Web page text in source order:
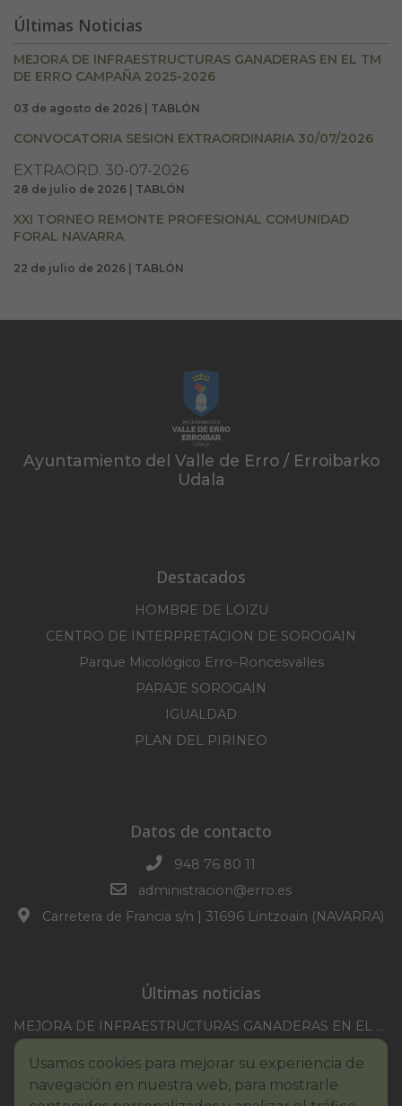
Últimas Noticias
MEJORA DE INFRAESTRUCTURAS GANADERAS EN EL TM
DE ERRO CAMPAÑA 2025-2026
03 de agosto de 2026 | TABLÓN
CONVOCATORIA SESION EXTRAORDINARIA 30/07/2026
EXTRAORD. 30-07-2026
28 de julio de 2026 | TABLÓN
XXI TORNEO REMONTE PROFESIONAL COMUNIDAD
FORAL NAVARRA
22 de julio de 2026 | TABLÓN
Ayuntamiento del Valle de Erro / Erroibarko
Udala
Destacados
HOMBRE DE LOIZU
CENTRO DE INTERPRETACION DE SOROGAIN
Parque Micológico Erro-Roncesvalles
PARAJE SOROGAIN
IGUALDAD
PLAN DEL PIRINEO
Datos de contacto
948 76 80 11
administracion@erro.es
Carretera de Francia s/n | 31696 Lintzoain (NAVARRA)
Últimas noticias
MEJORA DE INFRAESTRUCTURAS GANADERAS EN EL TM DE ERRO CAMPAÑA 2025-2026
Usamos cookies para mejorar su experiencia de
navegación en nuestra web, para mostrarle